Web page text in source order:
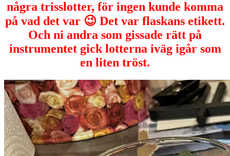
några trisslotter, för ingen kunde komma
på vad det var 😉 Det var flaskans etikett.
Och ni andra som gissade rätt på
instrumentet gick lotterna iväg igår som
en liten tröst.